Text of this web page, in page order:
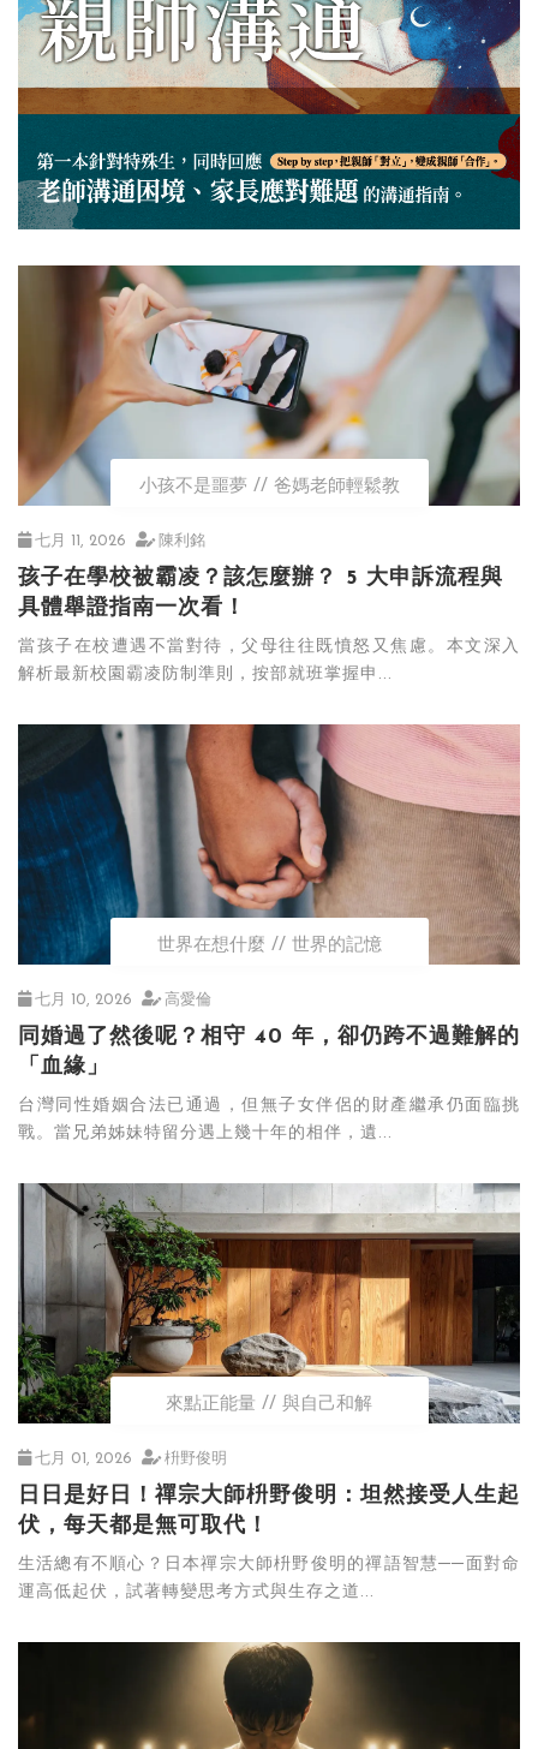
小孩不是噩夢 爸媽老師輕鬆教
七月 11, 2026 陳利銘
孩子在學校被霸凌？該怎麼辦？ 5 大申訴流程與
具體舉證指南一次看！
當孩子在校遭遇不當對待，父母往往既憤怒又焦慮。本文深入
解析最新校園霸凌防制準則，按部就班掌握申...
世界在想什麼 世界的記憶
七月 10, 2026 高愛倫
同婚過了然後呢？相守 40 年，卻仍跨不過難解的
「血緣」
台灣同性婚姻合法已通過，但無子女伴侶的財產繼承仍面臨挑
戰。當兄弟姊妹特留分遇上幾十年的相伴，遺...
來點正能量 與自己和解
七月 01, 2026 枡野俊明
日日是好日！禪宗大師枡野俊明：坦然接受人生起
伏，每天都是無可取代！
生活總有不順心？日本禪宗大師枡野俊明的禪語智慧──面對命
運高低起伏，試著轉變思考方式與生存之道...